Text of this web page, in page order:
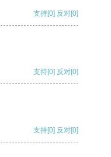
支持[0] 反对[0]
支持[0] 反对[0]
支持[0] 反对[0]